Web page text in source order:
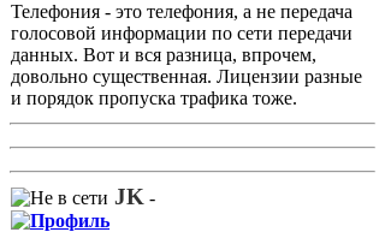
Телефония - это телефония, а не передача
голосовой информации по сети передачи
данных. Вот и вся разница, впрочем,
довольно существенная. Лицензии разные
и порядок пропуска трафика тоже.
JK -